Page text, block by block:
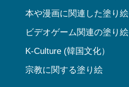
本や漫画に関連した塗り絵
ビデオゲーム関連の塗り絵
K-Culture (韓国文化）
宗教に関する塗り絵